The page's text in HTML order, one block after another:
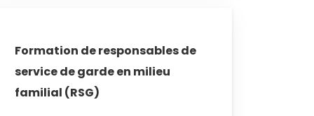
Formation de responsables de
service de garde en milieu
familial (RSG)